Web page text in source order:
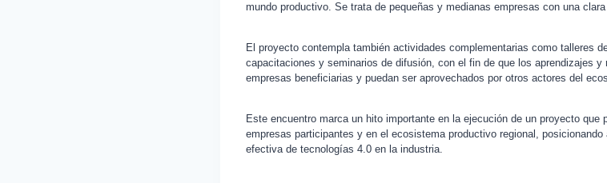
mundo productivo. Se trata de pequeñas y medianas empresas con una
El proyecto contempla también actividades complementarias como talleres
capacitaciones y seminarios de difusión, con el fin de que los aprendizajes
empresas beneficiarias y puedan ser aprovechados por otros actores del
Este encuentro marca un hito importante en la ejecución de un proyecto
empresas participantes y en el ecosistema productivo regional,
efectiva de tecnologías 4.0 en la industria.